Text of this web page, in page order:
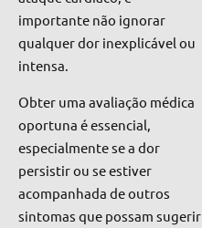
importante não ignorar
qualquer dor inexplicável ou
intensa.
Obter uma avaliação médica
oportuna é essencial,
especialmente se a dor
persistir ou se estiver
acompanhada de outros
sintomas que possam sugerir